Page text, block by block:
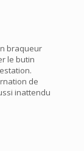
braqueur
le butin
de
inattendu